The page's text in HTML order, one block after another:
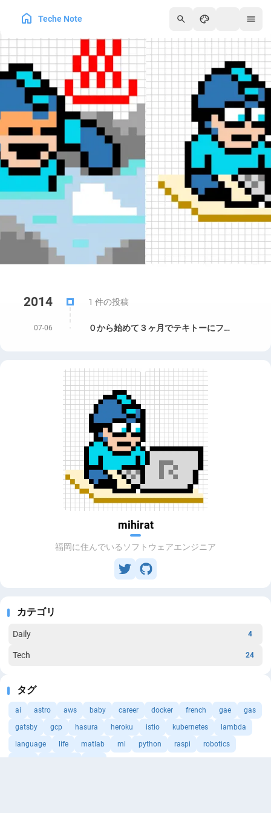
Teche Note
250
mihirat
福岡に住んでいるソフトウェアエンジニア
カテゴリ
Daily 4
Tech 24
タグ
ai astro aws baby career docker french gae
gas
gatsby
gcp hasura heroku istio kubernetes
lambda
language
life matlab ml python raspi
robotics
2014 1 件の投稿
07-06 ０から始めて３ヶ月でテキトーにフランス語を話せるようになる勉強法